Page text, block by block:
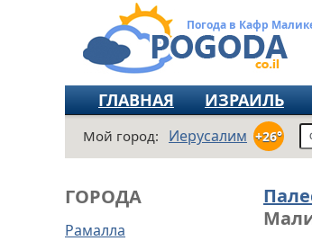
Погода в Кафр
ГЛАВНАЯ ИЗРАИЛЬ
Мой город: Иерусалим +26°
ГОРОДА
Рамалла